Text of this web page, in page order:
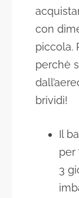
con
piccola.
perchè
brividi!
Il
per
3